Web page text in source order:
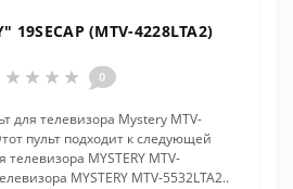
19SECAP (MTV-4228LTA2)
0
для телевизора Mystery MTV-
пульт подходит к следующей
MYSTERY MTV-
MYSTERY MTV-5532LTA2..